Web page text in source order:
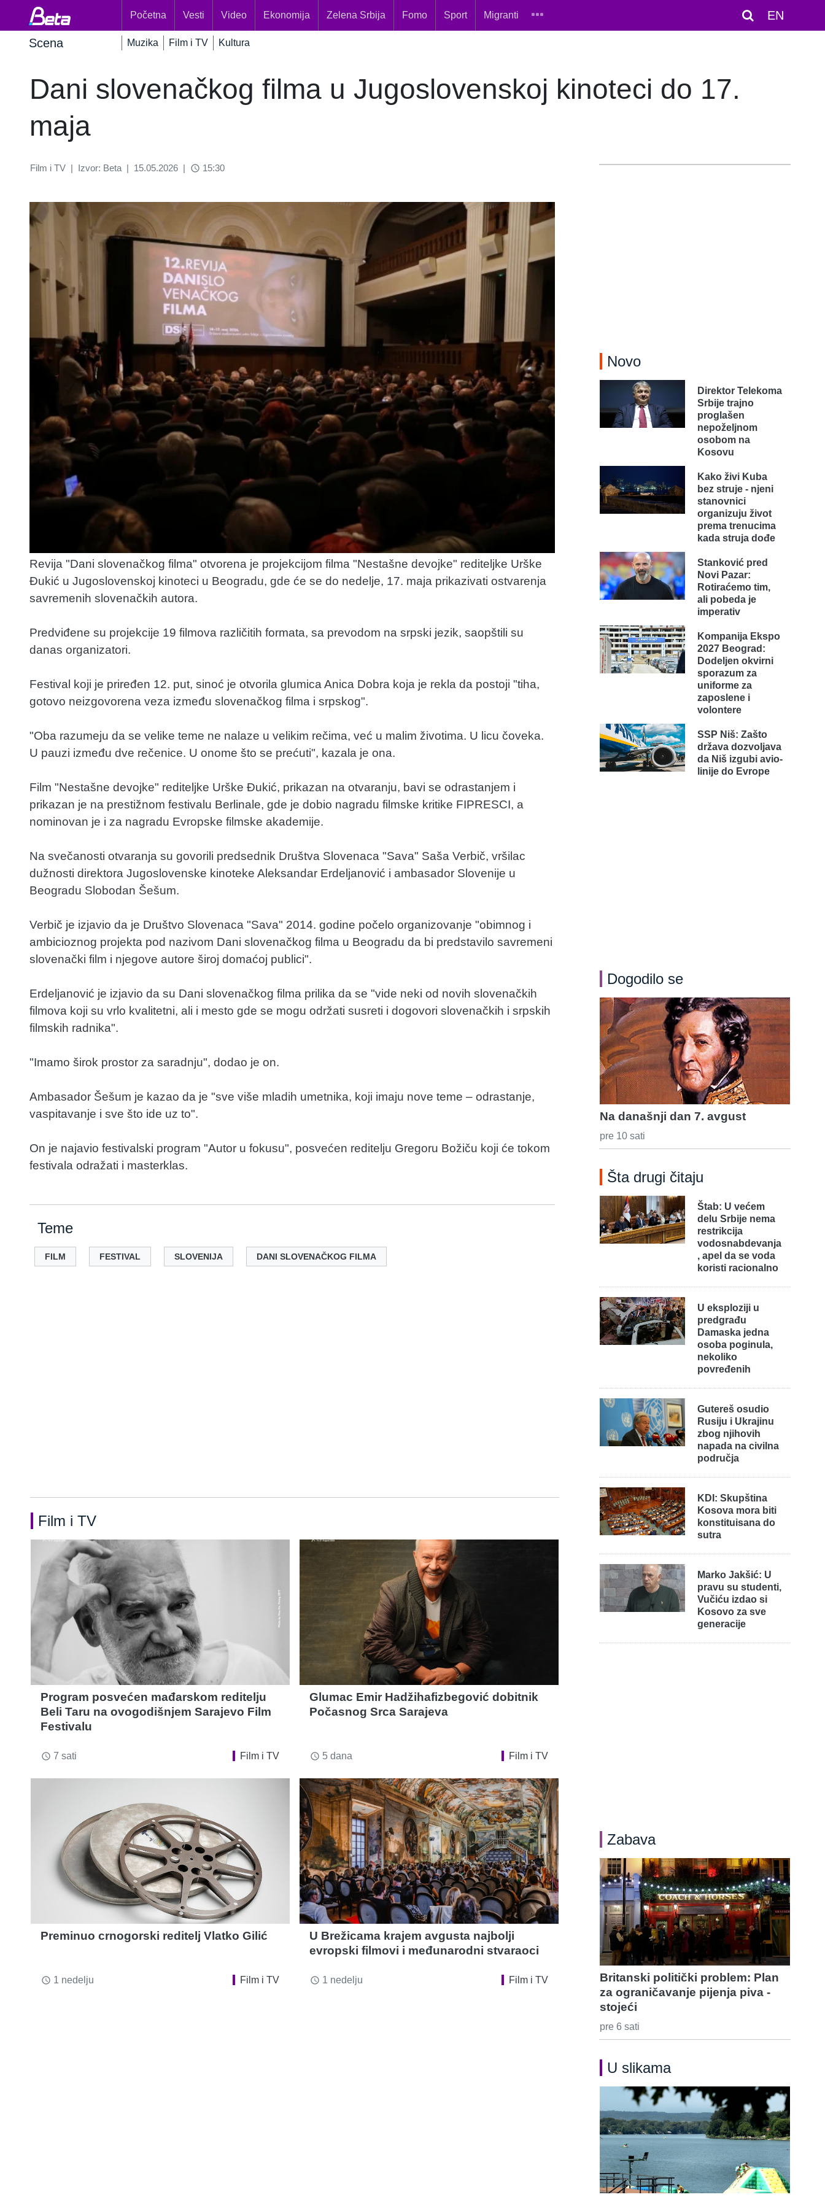
EN
Početna Vesti Video Ekonomija Zelena Srbija Fomo Sport Migranti
Scena Muzika Film i TV Kultura
Dani slovenačkog filma u Jugoslovenskoj kinoteci do 17.
maja
Film i TV | Izvor: Beta | 15.05.2026 | access_time 15:30
Revija "Dani slovenačkog filma" otvorena je projekcijom filma "Nestašne devojke" rediteljke Urške
Đukić u Jugoslovenskoj kinoteci u Beogradu, gde će se do nedelje, 17. maja prikazivati ostvarenja
savremenih slovenačkih autora.
Predviđene su projekcije 19 filmova različitih formata, sa prevodom na srpski jezik, saopštili su
danas organizatori.
Festival koji je priređen 12. put, sinoć je otvorila glumica Anica Dobra koja je rekla da postoji "tiha,
gotovo neizgovorena veza između slovenačkog filma i srpskog".
"Oba razumeju da se velike teme ne nalaze u velikim rečima, već u malim životima. U licu čoveka.
U pauzi između dve rečenice. U onome što se prećuti", kazala je ona.
Film "Nestašne devojke" rediteljke Urške Đukić, prikazan na otvaranju, bavi se odrastanjem i
prikazan je na prestižnom festivalu Berlinale, gde je dobio nagradu filmske kritike FIPRESCI, a
nominovan je i za nagradu Evropske filmske akademije.
Na svečanosti otvaranja su govorili predsednik Društva Slovenaca "Sava" Saša Verbič, vršilac
dužnosti direktora Jugoslovenske kinoteke Aleksandar Erdeljanović i ambasador Slovenije u
Beogradu Slobodan Šešum.
Verbič je izjavio da je Društvo Slovenaca "Sava" 2014. godine počelo organizovanje "obimnog i
ambicioznog projekta pod nazivom Dani slovenačkog filma u Beogradu da bi predstavilo savremeni
slovenački film i njegove autore široj domaćoj publici".
Erdeljanović je izjavio da su Dani slovenačkog filma prilika da se "vide neki od novih slovenačkih
filmova koji su vrlo kvalitetni, ali i mesto gde se mogu održati susreti i dogovori slovenačkih i srpskih
filmskih radnika".
"Imamo širok prostor za saradnju", dodao je on.
Ambasador Šešum je kazao da je "sve više mladih umetnika, koji imaju nove teme – odrastanje,
vaspitavanje i sve što ide uz to".
On je najavio festivalski program "Autor u fokusu", posvećen reditelju Gregoru Božiču koji će tokom
festivala odražati i masterklas.
Teme
FILM FESTIVAL SLOVENIJA DANI SLOVENAČKOG FILMA
Film i TV
Program posvećen mađarskom reditelju
Beli Taru na ovogodišnjem Sarajevo Film
Festivalu
access_time 7 sati Film i TV
Glumac Emir Hadžihafizbegović dobitnik
Počasnog Srca Sarajeva
access_time 5 dana Film i TV
Preminuo crnogorski reditelj Vlatko Gilić
access_time 1 nedelju Film i TV
U Brežicama krajem avgusta najbolji
evropski filmovi i međunarodni stvaraoci
access_time 1 nedelju Film i TV
Novo
Direktor Telekoma
Srbije trajno
proglašen
nepoželjnom
osobom na
Kosovu
Kako živi Kuba
bez struje - njeni
stanovnici
organizuju život
prema trenucima
kada struja dođe
Stanković pred
Novi Pazar:
Rotiraćemo tim,
ali pobeda je
imperativ
Kompanija Ekspo
2027 Beograd:
Dodeljen okvirni
sporazum za
uniforme za
zaposlene i
volontere
SSP Niš: Zašto
država dozvoljava
da Niš izgubi avio-
linije do Evrope
Dogodilo se
Na današnji dan 7. avgust
pre 10 sati
Šta drugi čitaju
Štab: U većem
delu Srbije nema
restrikcija
vodosnabdevanja
, apel da se voda
koristi racionalno
U eksploziji u
predgrađu
Damaska jedna
osoba poginula,
nekoliko
povređenih
Gutereš osudio
Rusiju i Ukrajinu
zbog njihovih
napada na civilna
područja
KDI: Skupština
Kosova mora biti
konstituisana do
sutra
Marko Jakšić: U
pravu su studenti,
Vučiću izdao si
Kosovo za sve
generacije
Zabava
Britanski politički problem: Plan
za ograničavanje pijenja piva -
stojeći
pre 6 sati
U slikama